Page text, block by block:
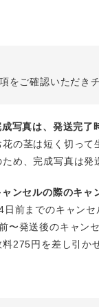
をご確認いただき
写真は、発送完了
の茎は短く切っ
ため、完成写真は発
ンセルの際のキャ
日前までのキャン
〜発送後のキャン
275円を差し引か